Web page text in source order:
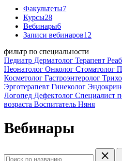
Факультеты7
Курсы28
Вебинары6
Записи вебинаров12
фильтр по специальности
Педиатр Дерматолог Терапевт
Неонатолог Онколог Стоматолог
Косметолог Гастроэнтеролог
Эрготерапевт Гинеколог
Логопед Дефектолог Специалист
возраста Воспитатель Няня
Вебинары